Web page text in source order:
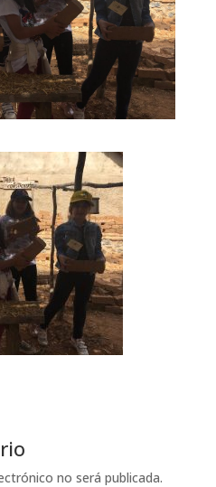
no será publicada.